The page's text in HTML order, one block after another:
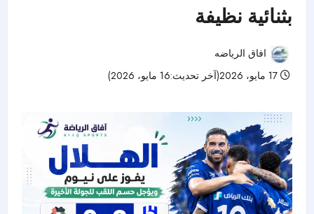
بثنائية نظيفة
افاق الرياضه
17 مايو، 2026(آخر تحديث:16 مايو، 2026)